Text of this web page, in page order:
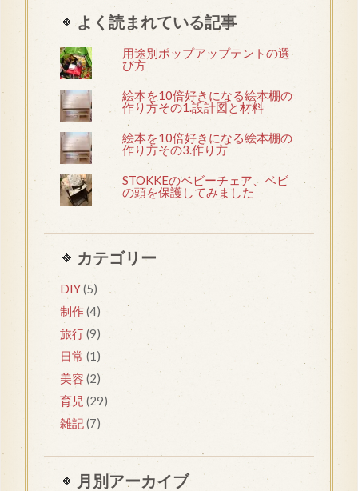
よく読まれている記事
用途別ポップアップテントの選
び方
絵本を10倍好きになる絵本棚の
作り方その1.設計図と材料
絵本を10倍好きになる絵本棚の
作り方その3.作り方
STOKKEのベビーチェア、ベビ
の頭を保護してみました
カテゴリー
DIY(5)
制作(4)
旅行(9)
日常 (1)
美容 (2)
育児 (29)
雑記(7)
月別アーカイブ